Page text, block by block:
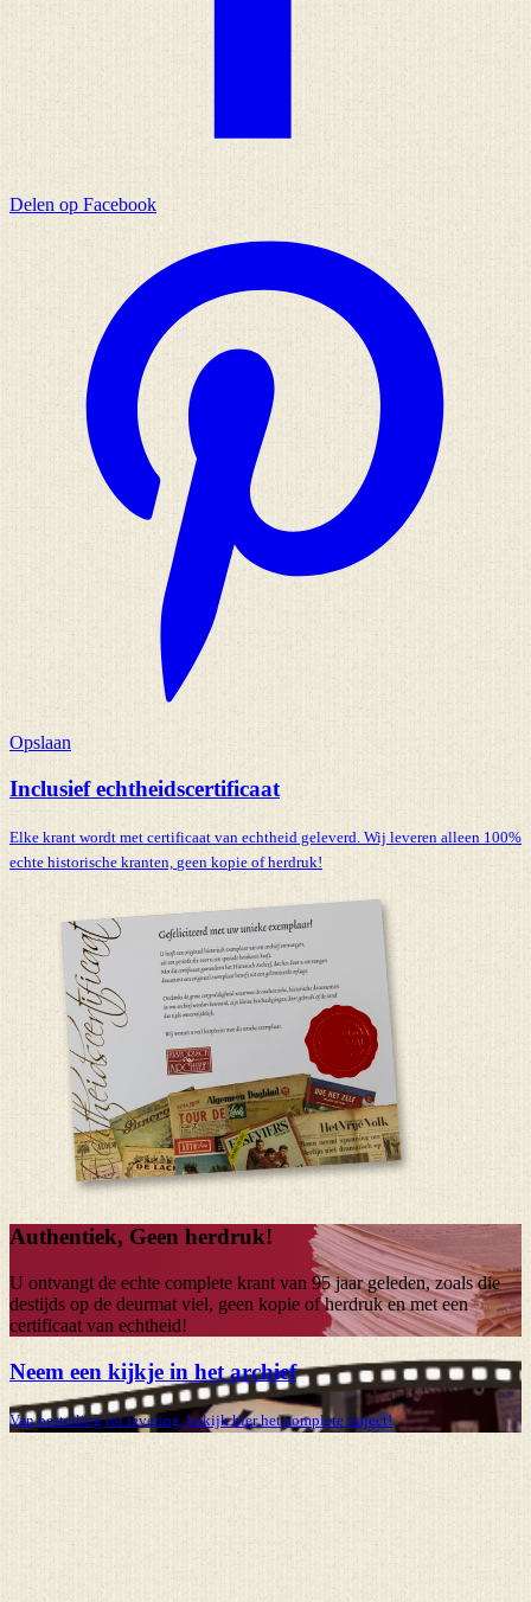
Delen op Facebook
Opslaan
Inclusief echtheidscertificaat
Elke krant wordt met certificaat van echtheid geleverd. Wij leveren alleen 100%
echte historische kranten, geen kopie of herdruk!
Authentiek, Geen herdruk!
U ontvangt de echte complete krant van 95 jaargeleden, zoals die
destijds op de deurmat viel, geen kopie of herdruk en met een
certificaat van echtheid!
Neem een kijkje in het archief
Van bestelling tot levering, bekijk hier het complete traject!